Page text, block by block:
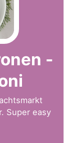
-
Super easy